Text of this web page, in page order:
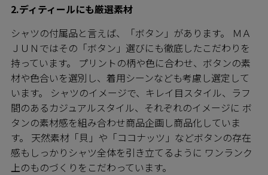
2.ディティールにも厳選素材
シャツの付属品と言えば、「ボタン」があります。 ＭＡ
ＪＵＮではその「ボタン」選びにも徹底したこだわりを
持っています。 プリントの柄や色に合わせ、ボタンの素
材や色合いを選別し、着用シーンなども考慮し選定して
います。 シャツのイメージで、キレイ目スタイル、ラフ
間のあるカジュアルスタイル、それぞれのイメージに ボ
タンの素材感を組み合わせ商品企画し商品化していま
す。 天然素材「貝」や「ココナッツ」などボタンの存在
感もしっかりシャツ全体を引き立てるように ワンランク
上のものづくりをこだわっています。